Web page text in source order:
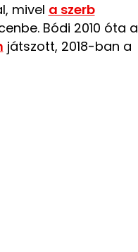
mivel a szerb
Bódi 2010 óta a
játszott, 2018-ban a